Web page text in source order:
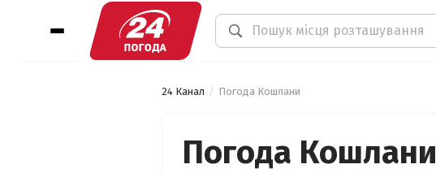
24 Канал Погода Кошлани
Погода Кошлани